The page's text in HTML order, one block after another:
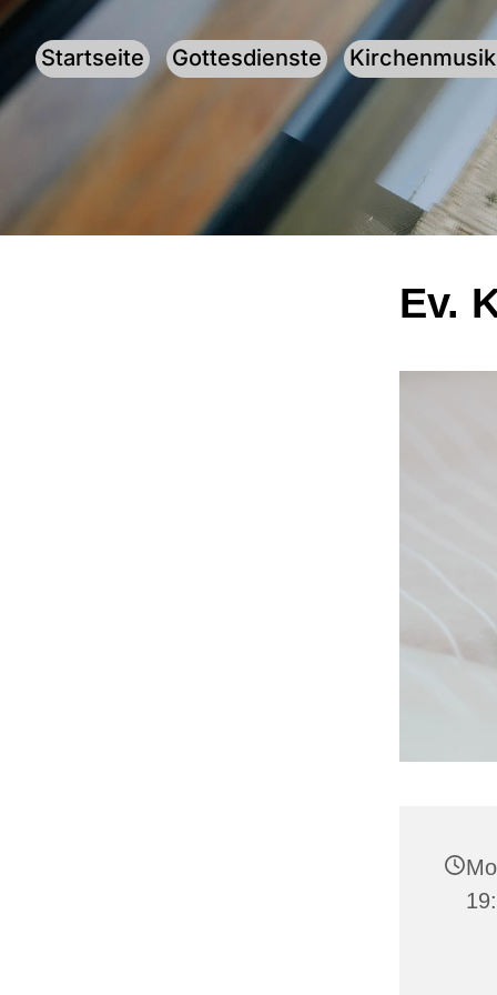
Startseite Gottesdienste Kirchenmusik
Ev.